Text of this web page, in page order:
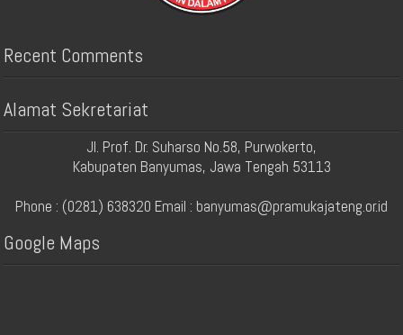
Recent Comments
Alamat Sekretariat
Jl. Prof. Dr. Suharso No.58, Purwokerto,
Kabupaten Banyumas, Jawa Tengah 53113
Phone : (0281) 638320 Email : banyumas@pramukajateng.or.id
Google Maps